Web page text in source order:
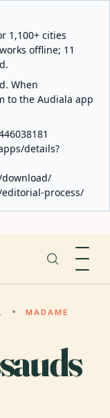
1,100+ cities
offline; 11
When
to the Audiala app
details?
process/
MADAME